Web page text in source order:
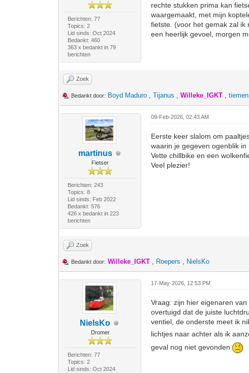
Berichten: 77
Topics: 2
Lid sinds: Oct 2024
Bedankt: 460
363 x bedankt in 79
berichten
rechte stukken prima kan
waargemaakt, met mijn
fietste. (voor het gemak zal
een heerlijk gevoel, morgen
Zoek
Bedankt door: Boyd Maduro ,Tijanus ,Willeke_IGKT ,tiemen
martinus
Fietser
Berichten: 243
Topics: 8
Lid sinds: Feb 2022
Bedankt: 576
426 x bedankt in 223
berichten
09-Feb-2026, 02:43 AM
Eerste keer slalom om
waarin je gegeven ogenblik in
Vette chillbike en een
Veel plezier!
Zoek
Bedankt door: Willeke_IGKT , Roepers , NielsKo
NielsKo
Dromer
Berichten: 77
Topics: 2
Lid sinds: Oct 2024
17-May-2026, 12:53 PM
Vraag: zijn hier eigenaren
overtuigd dat de juiste
ventiel, de onderste meet ik
lichtjes naar achter als ik
geval nog niet gevonden